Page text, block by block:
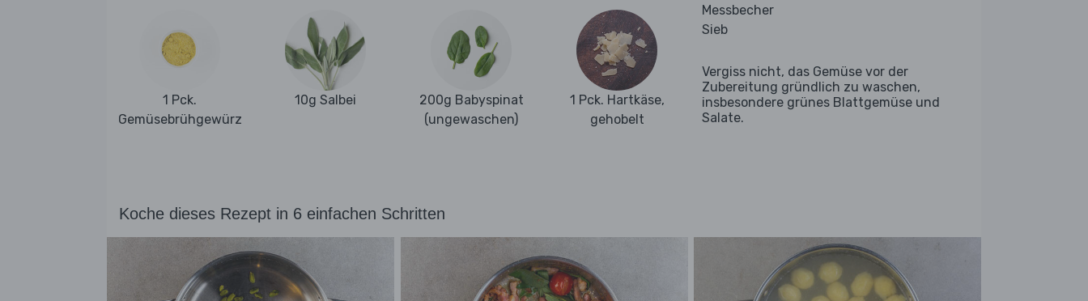
1 Pck.
Gemüsebrühgewürz
10g Salbei
200g Babyspinat
(ungewaschen)
1 Pck. Hartkäse,
gehobelt
Messbecher
Sieb
Vergiss nicht, das Gemüse vor der
Zubereitung gründlich zu waschen,
insbesondere grünes Blattgemüse und
Salate.
Koche dieses Rezept in 6 einfachen Schritten